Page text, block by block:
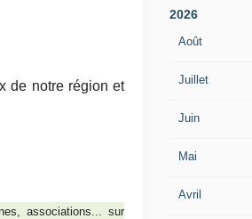
de notre région et
associations... sur
2026
Août
Juillet
Juin
Mai
Avril